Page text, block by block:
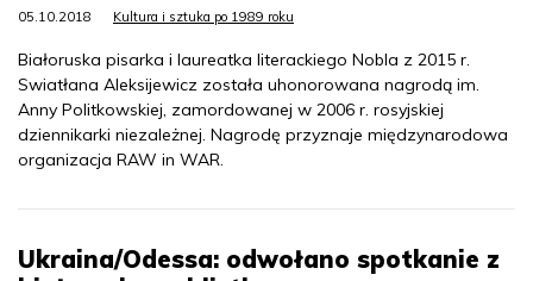
05.10.2018 Kultura i sztuka po 1989 roku
Białoruska pisarka i laureatka literackiego Nobla z 2015 r.
Swiatłana Aleksijewicz została uhonorowana nagrodą im.
Anny Politkowskiej, zamordowanej w 2006 r. rosyjskiej
dziennikarki niezależnej. Nagrodę przyznaje międzynarodowa
organizacja RAW in WAR.
Ukraina/Odessa: odwołano spotkanie z